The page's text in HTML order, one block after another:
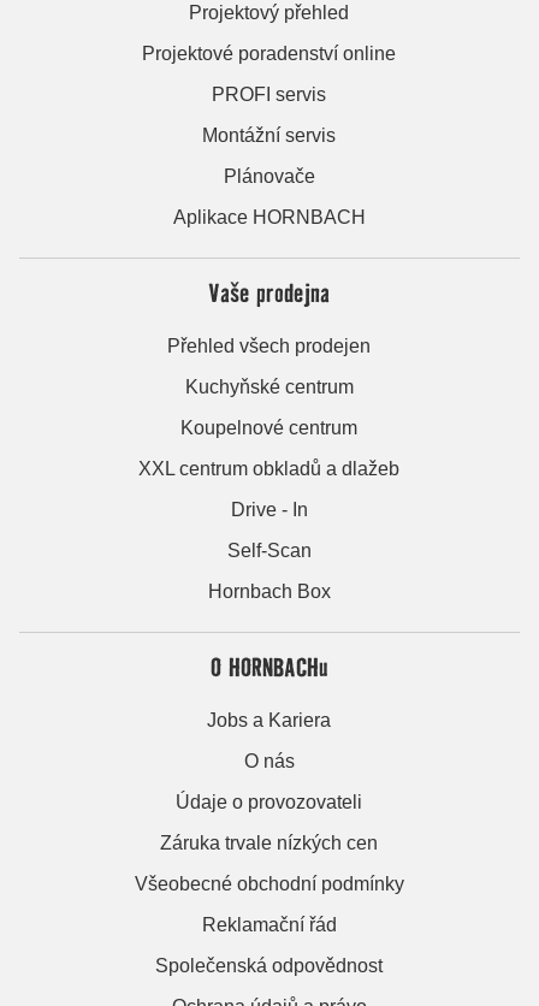
Projektový přehled
Projektové poradenství online
PROFI servis
Montážní servis
Plánovače
Aplikace HORNBACH
Vaše prodejna
Přehled všech prodejen
Kuchyňské centrum
Koupelnové centrum
XXL centrum obkladů a dlažeb
Drive - In
Self-Scan
Hornbach Box
O HORNBACHu
Jobs a Kariera
O nás
Údaje o provozovateli
Záruka trvale nízkých cen
Všeobecné obchodní podmínky
Reklamační řád
Společenská odpovědnost